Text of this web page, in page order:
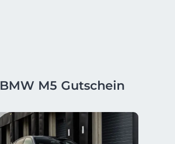
BMW M5 Gutschein